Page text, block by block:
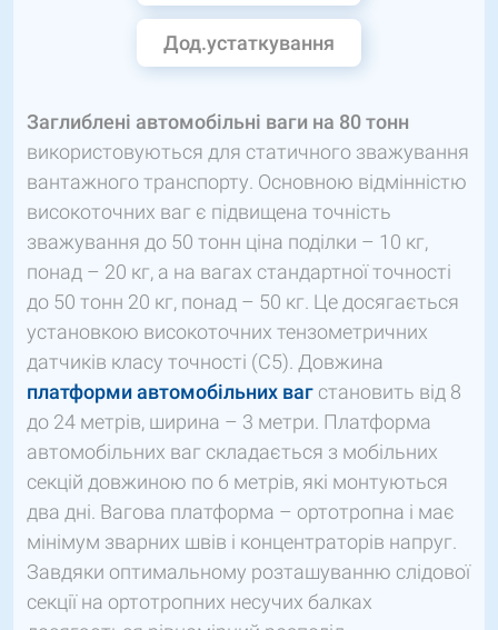
Дод.устаткування
Заглиблені автомобільні ваги на 80 тонн
використовуються для статичного зважування
вантажного транспорту. Основною відмінністю
високоточних ваг є підвищена точність
зважування до 50 тонн ціна поділки – 10 кг,
понад – 20 кг, а на вагах стандартної точності
до 50 тонн 20 кг, понад – 50 кг. Це досягається
установкою високоточних тензометричних
датчиків класу точності (С5). Довжина
платформи автомобільних ваг становить від 8
до 24 метрів, ширина – 3 метри. Платформа
автомобільних ваг складається з мобільних
секцій довжиною по 6 метрів, які монтуються
два дні. Вагова платформа – ортотропна і має
мінімум зварних швів і концентраторів напруг.
Завдяки оптимальному розташуванню слідової
секції на ортотропних несучих балках